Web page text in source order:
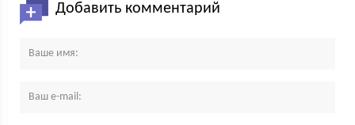
Добавить комментарий